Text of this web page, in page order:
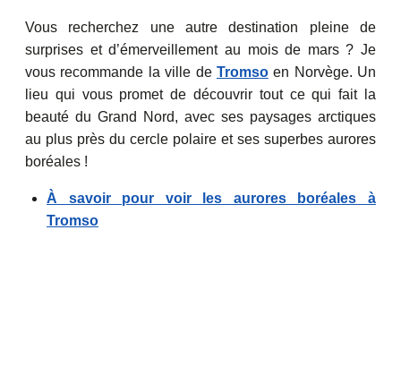
Vous recherchez une autre destination pleine de
surprises et d’émerveillement au mois de mars ? Je
vous recommande la ville de Tromsoen Norvège. Un
lieu qui vous promet de découvrir tout ce qui fait la
beauté du Grand Nord, avec ses paysages arctiques
au plus près du cercle polaire et ses superbes aurores
boréales !
À savoir pour voir les aurores boréales à
Tromso